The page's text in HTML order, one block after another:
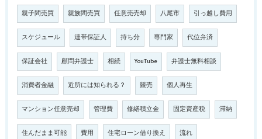
親子間売買 親族間売買 任意売売却 八尾市 引っ越し費用
スケジュール 連帯保証人 持ち分 専門家 代位弁済
保証会社 顧問弁護士 相続 YouTube 弁護士無料相談
消費者金融 近所には知られる？ 競売 個人再生
マンション任意売却 管理費 修繕積立金 固定資産税 滞納
住んだまま可能 費用 住宅ローン借り換え 流れ